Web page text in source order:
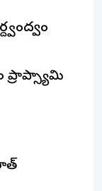
ప్రాప్స్యామి